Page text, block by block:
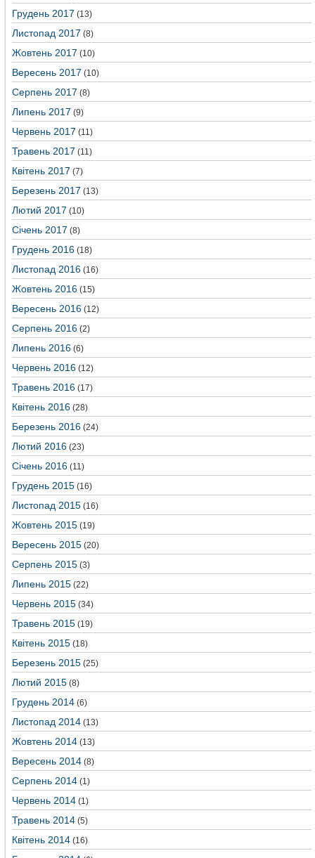
Грудень 2017 (13)
Листопад 2017 (8)
Жовтень 2017 (10)
Вересень 2017 (10)
Серпень 2017 (8)
Липень 2017 (9)
Червень 2017 (11)
Травень 2017 (11)
Квітень 2017 (7)
Березень 2017 (13)
Лютий 2017 (10)
Січень 2017 (8)
Грудень 2016 (18)
Листопад 2016 (16)
Жовтень 2016 (15)
Вересень 2016 (12)
Серпень 2016 (2)
Липень 2016 (6)
Червень 2016 (12)
Травень 2016 (17)
Квітень 2016 (28)
Березень 2016 (24)
Лютий 2016 (23)
Січень 2016 (11)
Грудень 2015 (16)
Листопад 2015 (16)
Жовтень 2015 (19)
Вересень 2015 (20)
Серпень 2015 (3)
Липень 2015 (22)
Червень 2015 (34)
Травень 2015 (19)
Квітень 2015 (18)
Березень 2015 (25)
Лютий 2015 (8)
Грудень 2014 (6)
Листопад 2014 (13)
Жовтень 2014 (13)
Вересень 2014 (8)
Серпень 2014 (1)
Червень 2014 (1)
Травень 2014 (5)
Квітень 2014 (16)